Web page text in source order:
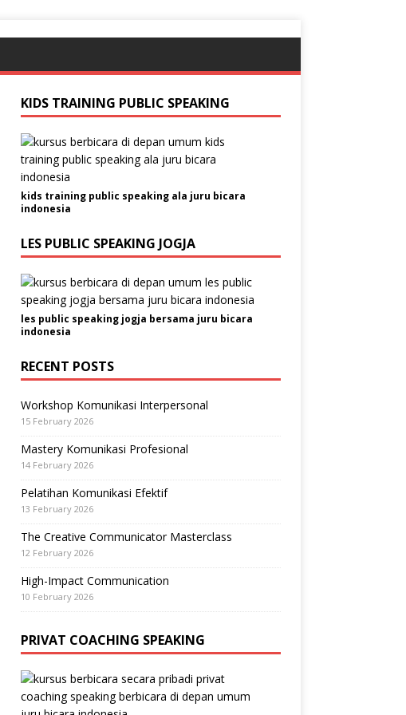
KIDS TRAINING PUBLIC SPEAKING
kids training public speaking ala juru bicara
indonesia
LES PUBLIC SPEAKING JOGJA
les public speaking jogja bersama juru bicara
indonesia
RECENT POSTS
Workshop Komunikasi Interpersonal
15 February 2026
Mastery Komunikasi Profesional
14 February 2026
Pelatihan Komunikasi Efektif
13 February 2026
The Creative Communicator Masterclass
12 February 2026
High-Impact Communication
10 February 2026
PRIVAT COACHING SPEAKING